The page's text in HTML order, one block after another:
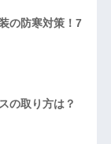
の防寒対策！7
の取り方は？